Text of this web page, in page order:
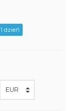
1 dzień